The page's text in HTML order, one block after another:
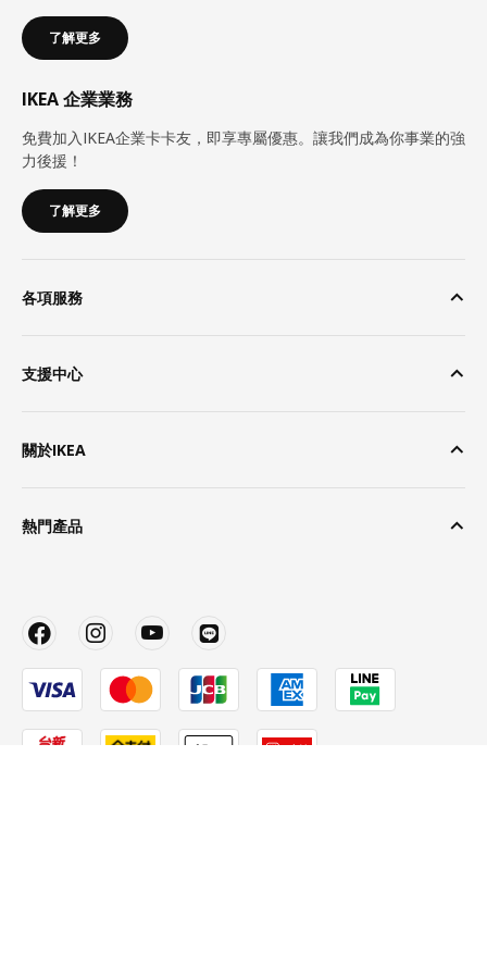
了解更多
IKEA 企業業務
免費加入IKEA企業卡卡友，即享專屬優惠。讓我們成為你事業的強
力後援！
了解更多
各項服務
支援中心
關於IKEA
熱門產品